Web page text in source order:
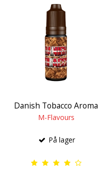
Danish Tobacco Aroma
M-Flavours
På lager